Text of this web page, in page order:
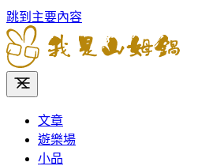
跳到主要內容
文章
遊樂場
小品